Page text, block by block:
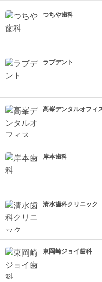
つちや歯科
ラブデント
高峯デンタルオフ
岸本歯科
清水歯科クリニック
東岡崎ジョイ歯科